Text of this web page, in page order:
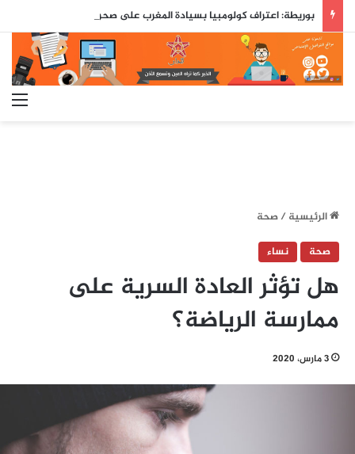
الرئيسية/صحة
صحة
نساء
هل تؤثر العادة السرية على
ممارسة الرياضة؟
3 مارس، 2020